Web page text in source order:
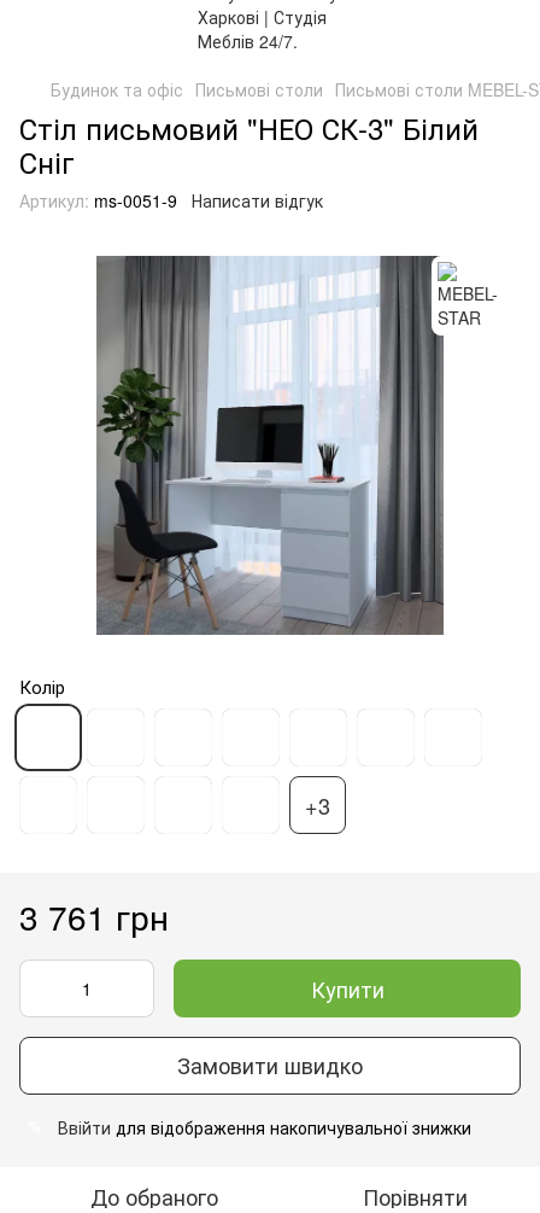
Будинок та офіс Письмові столи Письмові столи MEBEL-
Стіл письмовий "НЕО СК-3" Білий
Сніг
Артикул: ms-0051-9 Написати відгук
Колір
+3
3 761 грн
Купити
Замовити швидко
Ввійти для відображення накопичувальної знижки
До обраного Порівняти